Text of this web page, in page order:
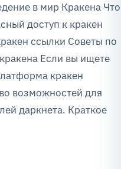
в мир Кракена Что
доступ к кракен
ссылки Советы по
Если вы ищете
кракен
возможностей для
даркнета. Краткое